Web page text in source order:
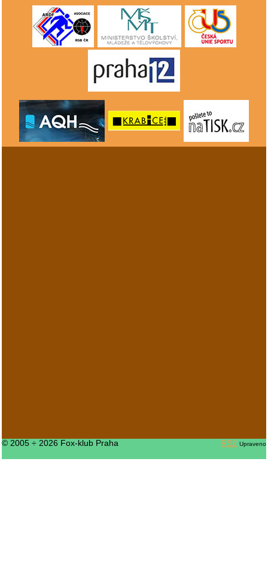
© 2005 ÷ 2026 Fox-klub Praha RS2 Upraveno